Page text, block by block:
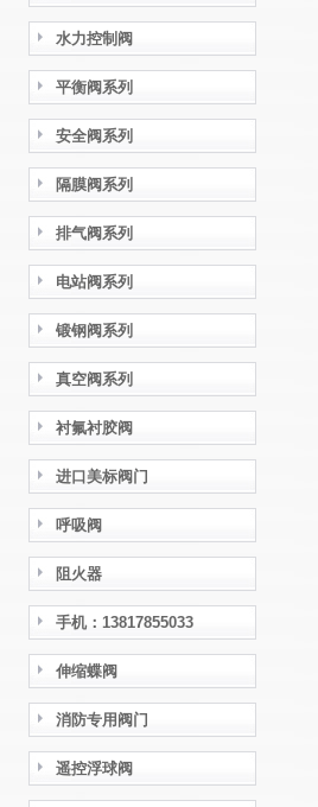
水力控制阀
平衡阀系列
安全阀系列
隔膜阀系列
排气阀系列
电站阀系列
锻钢阀系列
真空阀系列
衬氟衬胶阀
进口美标阀门
呼吸阀
阻火器
手机：13817855033
伸缩蝶阀
消防专用阀门
遥控浮球阀